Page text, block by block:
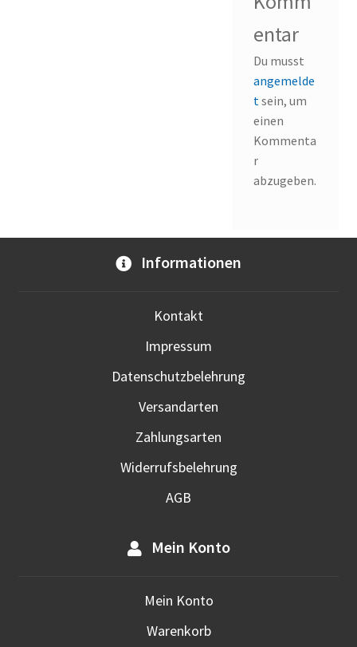
entar
Du musst
angemelde
tsein, um
einen
Kommenta
r
abzugeben.
Informationen
Kontakt
Impressum
Datenschutzbelehrung
Versandarten
Zahlungsarten
Widerrufsbelehrung
AGB
Mein Konto
Mein Konto
Warenkorb